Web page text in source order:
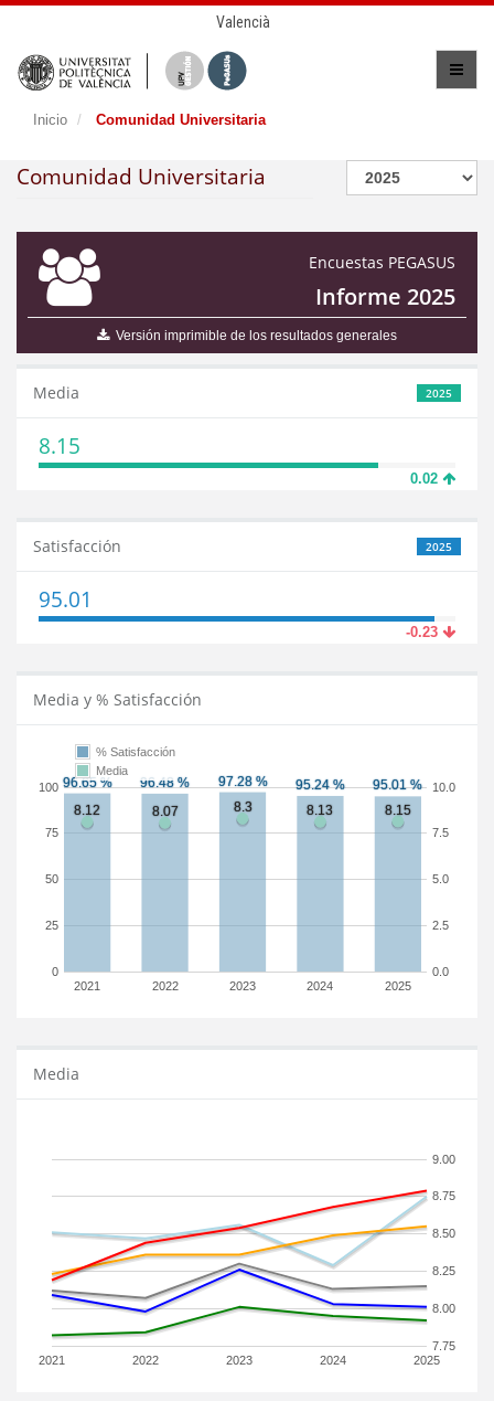
Valencià
Inicio Comunidad Universitaria
Comunidad Universitaria
Encuestas PEGASUS
Informe 2025
Versión imprimible de los resultados generales
2025
Media
8.15
0.02
2025
Satisfacción
95.01
-0.23
Media y % Satisfacción
2021 2022 2023 2024 2025
0
25
50
75
100
0.0
2.5
5.0
7.5
10.0
% Satisfacción
Media
Media
2021 2022 2023 2024 2025
7.75
8.00
8.25
8.50
8.75
9.00